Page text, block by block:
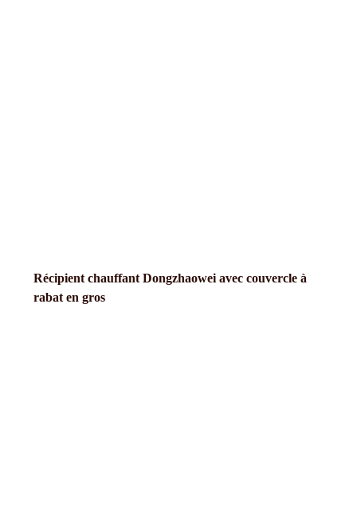
Récipient chauffant Dongzhaowei avec couvercle à
rabat en gros